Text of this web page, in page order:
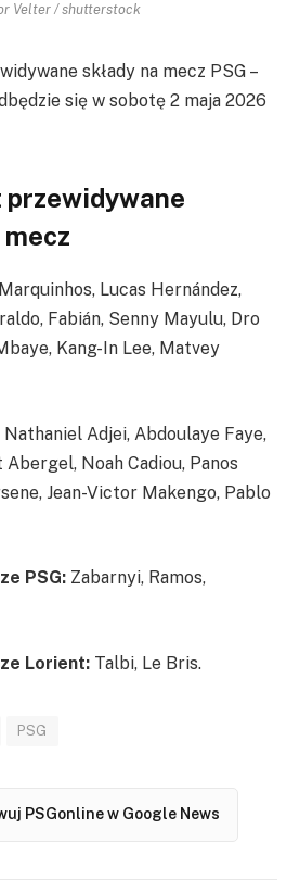
Velter / shutterstock
składy na mecz PSG –
się w sobotę 2 maja 2026
przewidywane
Lucas Hernández,
Fabián, Senny Mayulu, Dro
Kang-In Lee, Matvey
Nathaniel Adjei, Abdoulaye Faye,
Noah Cadiou, Panos
Jean-Victor Makengo, Pablo
PSG: Zabarnyi, Ramos,
Lorient: Talbi, Le Bris.
PSG
PSGonline w Google News